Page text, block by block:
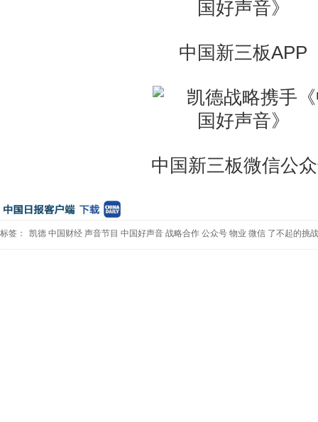
中国新三板APP
中国新三板微信公
标签： 凯德 中国财经 声音节目 中国好声音 战略合作 公众号 物业 微信 了不起的挑战